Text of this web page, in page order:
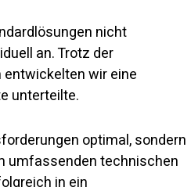
nicht
an. Trotz der
wir eine
unterteilte.
optimal, sondern
umfassenden technischen